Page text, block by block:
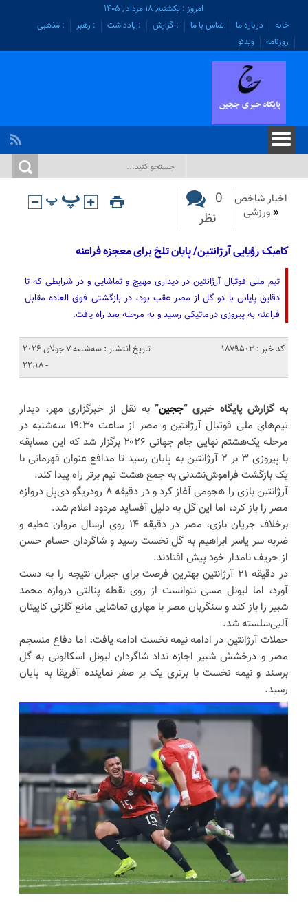
امروز : یکشنبه, ۱۸ مرداد , ۱۴۰۵
خانه
درباره ما تماس با ما : گزارش : یادداشت : رهبر
: مذهبی
روزنامه
ویدئو
اخبار شاخص
« ورزشی
0
نظر
کامبک رؤیایی آرژانتین/ پایان تلخ برای معجزه فراعنه
تیم ملی فوتبال آرژانتین در دیداری مهیج و تماشایی و در شرایطی که تا
دقایق پایانی با دو گل از مصر عقب بود، در بازگشتی فوق العاده مقابل
فراعنه به پیروزی دراماتیکی رسید و به مرحله بعد راه یافت.
کد خبر : 1879503
تاریخ انتشار : سه‌شنبه 7 جولای 2026
- 22:18
به گزارش پایگاه خبری “ججین”به نقل از خبرگزاری مهر، دیدار
تیم‌های ملی فوتبال آرژانتین و مصر از ساعت ۱۹:۳۰ سه‌شنبه در
مرحله یک‌هشتم نهایی جام جهانی ۲۰۲۶ برگزار شد که این مسابقه
با پیروزی ۳ بر ۲ آرژانتین به پایان رسید تا مدافع عنوان قهرمانی با
یک بازگشت فراموش‌نشدنی به جمع هشت تیم برتر راه پیدا کند.
آرژانتین بازی را هجومی آغاز کرد و در دقیقه ۸ رودریگو دی‌پل دروازه
مصر را باز کرد، اما این گل به دلیل آفساید مردود اعلام شد.
برخلاف جریان بازی، مصر در دقیقه ۱۴ روی ارسال مروان عطیه و
ضربه سر یاسر ابراهیم به گل نخست رسید و شاگردان حسام حسن
از حریف نامدار خود پیش افتادند.
در دقیقه ۲۱ آرژانتین بهترین فرصت برای جبران نتیجه را به دست
آورد، اما لیونل مسی نتوانست از روی نقطه پنالتی دروازه محمد
شبیر را باز کند و سنگربان مصر با مهاری تماشایی مانع گلزنی کاپیتان
آلبی‌سلسته شد.
حملات آرژانتین در ادامه نیمه نخست ادامه یافت، اما دفاع منسجم
مصر و درخشش شبیر اجازه نداد شاگردان لیونل اسکالونی به گل
برسند و نیمه نخست با برتری یک بر صفر نماینده آفریقا به پایان
رسید.